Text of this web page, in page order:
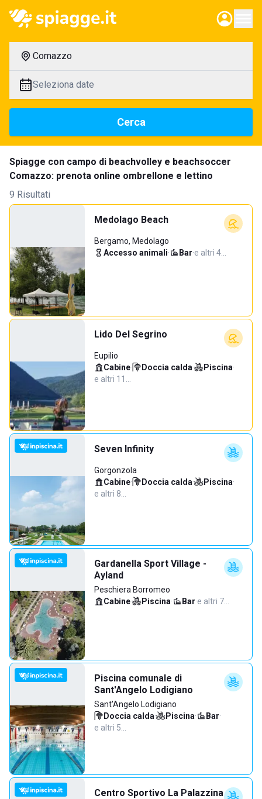
Comazzo
Seleziona date
Cerca
Spiagge con campo di beachvolley e beachsoccer
Comazzo: prenota online ombrellone e lettino
9 Risultati
Medolago Beach
Bergamo, Medolago
Accesso animali· Bar·e altri 4…
Lido Del Segrino
Eupilio
Cabine· Doccia calda· Piscina·
e altri 11…
Seven Infinity
Gorgonzola
Cabine· Doccia calda· Piscina·
e altri 8…
Gardanella Sport Village -
Ayland
Peschiera Borromeo
Cabine· Piscina· Bar·e altri 7…
Piscina comunale di
Sant'Angelo Lodigiano
Sant'Angelo Lodigiano
Doccia calda· Piscina· Bar·
e altri 5…
Centro Sportivo La Palazzina